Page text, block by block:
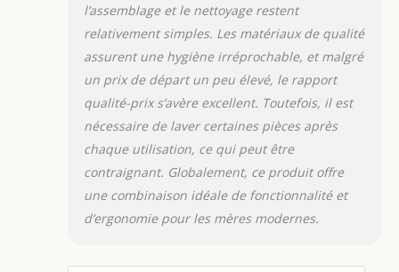
l’assemblage et le nettoyage restent
relativement simples. Les matériaux de qualité
assurent une hygiène irréprochable, et malgré
un prix de départ un peu élevé, le rapport
qualité-prix s’avère excellent. Toutefois, il est
nécessaire de laver certaines pièces après
chaque utilisation, ce qui peut être
contraignant. Globalement, ce produit offre
une combinaison idéale de fonctionnalité et
d’ergonomie pour les mères modernes.